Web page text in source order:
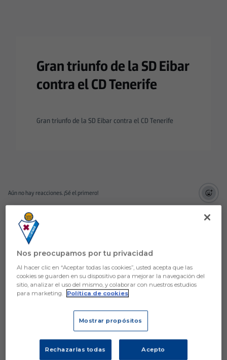
Gran triunfo de la SD Eibar
contra el CD Tenerife
Gran triunfo de la SD Eibar contra el CD Tenerife
Aún no hay reacciones. ¡Sé el primero!
Nos preocupamos por tu privacidad
Al hacer clic en “Aceptar todas las cookies”, usted acepta que las
cookies se guarden en su dispositivo para mejorar la navegación del
sitio, analizar el uso del mismo, y colaborar con nuestros estudios
para marketing.
Política de cookies
Mostrar propósitos
Rechazarlas todas Acepto